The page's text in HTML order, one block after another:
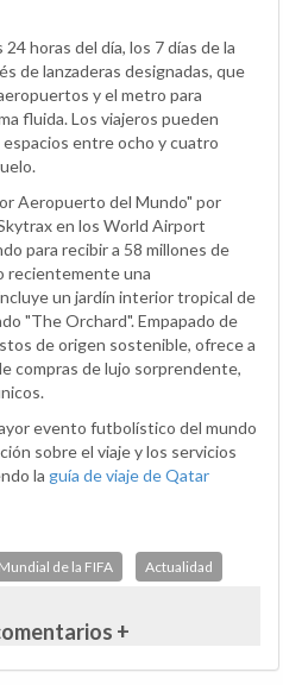
horas del día, los 7 días de la
de lanzaderas designadas, que
y el metro para
fluida. Los viajeros pueden
entre ocho y cuatro
Aeropuerto del Mundo" por
en los World Airport
para recibir a 58 millones de
recientemente una
un jardín interior tropical de
"The Orchard". Empapado de
de origen sostenible, ofrece a
compras de lujo sorprendente,
evento futbolístico del mundo
sobre el viaje y los servicios
la guía de viaje de Qatar
de la FIFA Actualidad
+